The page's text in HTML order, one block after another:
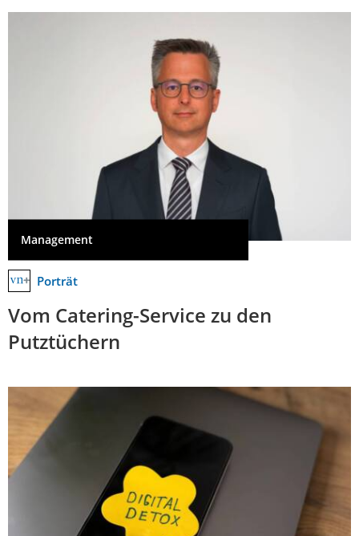
Management
Porträt
Vom Catering-Service zu den
Putztüchern